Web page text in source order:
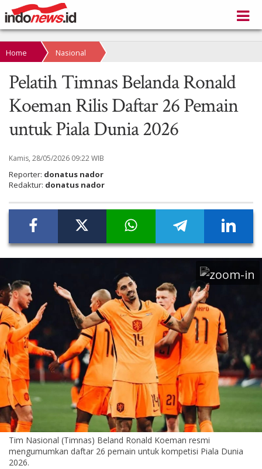
Home Nasional
Pelatih Timnas Belanda Ronald
Koeman Rilis Daftar 26 Pemain
untuk Piala Dunia 2026
Kamis, 28/05/2026 09:22 WIB
Reporter: donatus nador
Redaktur: donatus nador
Tim Nasional (Timnas) Beland Ronald Koeman resmi
mengumumkan daftar 26 pemain untuk kompetisi Piala Dunia
2026.